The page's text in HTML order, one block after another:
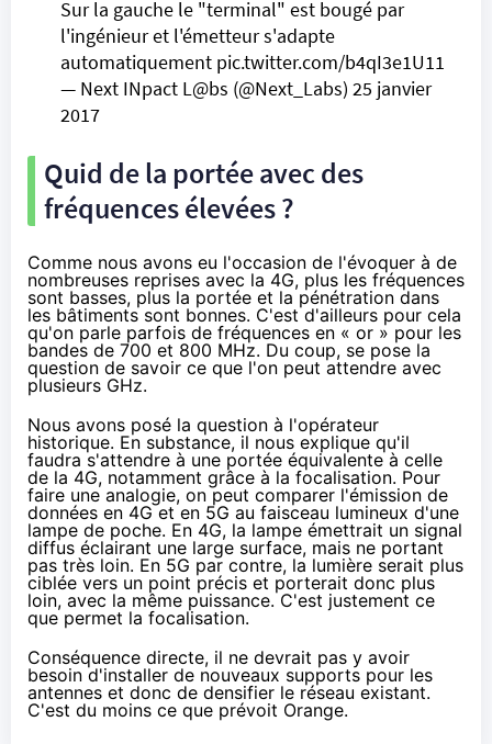
Sur la gauche le "terminal" est bougé par
l'ingénieur et l'émetteur s'adapte
automatiquement pic.twitter.com/b4qI3e1U11
— Next INpact L@bs (@Next_Labs) 25 janvier
2017
Quid de la portée avec des
fréquences élevées ?
Comme nous avons eu l'occasion de l'évoquer à de
nombreuses reprises avec la 4G, plus les fréquences
sont basses, plus la portée et la pénétration dans
les bâtiments sont bonnes. C'est d'ailleurs pour cela
qu'on parle parfois de fréquences en « or » pour les
bandes de 700 et 800 MHz. Du coup, se pose la
question de savoir ce que l'on peut attendre avec
plusieurs GHz.
Nous avons posé la question à l'opérateur
historique. En substance, il nous explique qu'il
faudra s'attendre à une portée équivalente à celle
de la 4G, notamment grâce à la focalisation. Pour
faire une analogie, on peut comparer l'émission de
données en 4G et en 5G au faisceau lumineux d'une
lampe de poche. En 4G, la lampe émettrait un signal
diffus éclairant une large surface, mais ne portant
pas très loin. En 5G par contre, la lumière serait plus
ciblée vers un point précis et porterait donc plus
loin, avec la même puissance. C'est justement ce
que permet la focalisation.
Conséquence directe, il ne devrait pas y avoir
besoin d'installer de nouveaux supports pour les
antennes et donc de densifier le réseau existant.
C'est du moins ce que prévoit Orange.